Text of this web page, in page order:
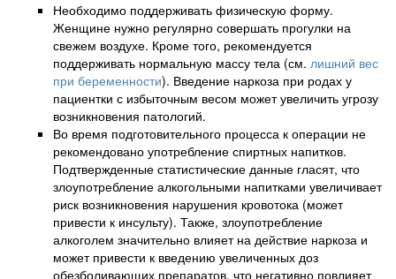
Необходимо поддерживать физическую форму.
Женщине нужно регулярно совершать прогулки на
свежем воздухе. Кроме того, рекомендуется
поддерживать нормальную массу тела (см. лишний вес
при беременности). Введение наркоза при родах у
пациентки с избыточным весом может увеличить угрозу
возникновения патологий.
Во время подготовительного процесса к операции не
рекомендовано употребление спиртных напитков.
Подтвержденные статистические данные гласят, что
злоупотребление алкогольными напитками увеличивает
риск возникновения нарушения кровотока (может
привести к инсульту). Также, злоупотребление
алкоголем значительно влияет на действие наркоза и
может привести к введению увеличенных доз
обезболивающих препаратов, что негативно повлияет